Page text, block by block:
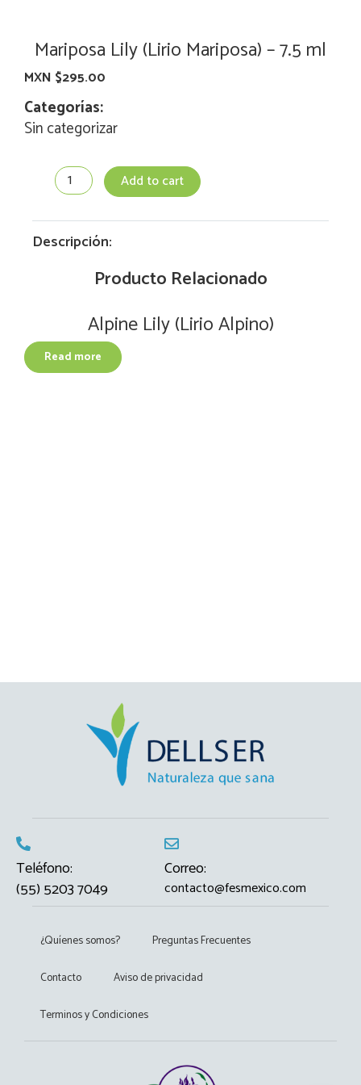
Mariposa Lily (Lirio Mariposa) – 7.5 ml
MXN $295.00
Categorías:
Sin categorizar
Mariposa
Mariposa)
Add to cart
Descripción:
Producto Relacionado
Alpine Lily (Lirio Alpino)
Read more
Teléfono:
(55) 5203 7049
Correo:
contacto@fesmexico.com
¿Quíenes somos? Preguntas Frecuentes
Contacto Aviso de privacidad
Terminos y Condiciones